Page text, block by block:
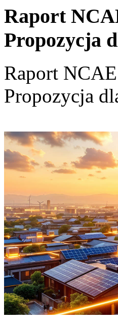
Raport
Propozycja
Raport
Propozycja